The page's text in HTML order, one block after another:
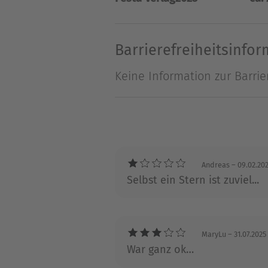
schreckliches Geheimnis
Roman mit
Rachel Harrison ist die
Ihre Website: https://
Keine Information zur
Andreas –
Selbst ein Stern ist zuviel...
MaryLu – 31.07.2025
War ganz ok…